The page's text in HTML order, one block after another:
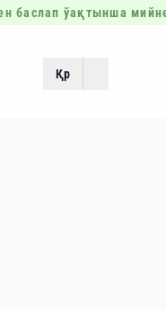
ўақтынша
Қр